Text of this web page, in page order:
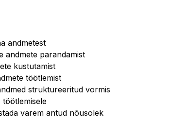
andmetest
andmete parandamist
kustutamist
töötlemist
struktureeritud vormis
töötlemisele
varem antud nõusolek